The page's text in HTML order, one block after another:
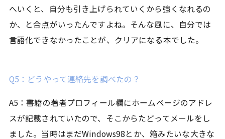
へいくと、自分も引き上げられていくから強くなれるの
か、と合点がいったんですよね。そんな風に、自分では
言語化できなかったことが、クリアになる本でした。
Q5：どうやって連絡先を調べたの？
A5：書籍の著者プロフィール欄にホームページのアドレ
スが記載されていたので、そこからたどってメールをし
ました。当時はまだWindows98とか、箱みたいな大きな